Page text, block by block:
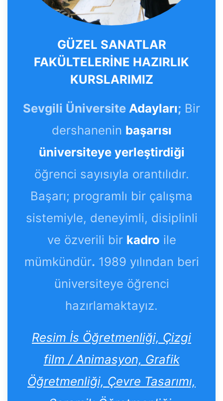
GÜZEL SANATLAR
FAKÜLTELERİNE HAZIRLIK
KURSLARIMIZ
Sevgili Üniversite Adayları; Bir
dershanenin başarısı
üniversiteye yerleştirdiği
öğrenci sayısıyla orantılıdır.
Başarı; programlı bir çalışma
sistemiyle, deneyimli, disiplinli
ve özverili bir kadro ile
mümkündür. 1989 yılından beri
üniversiteye öğrenci
hazırlamaktayız.
Resim İs Öğretmenliği, Çizgi
film / Animasyon, Grafik
Öğretmenliği, Çevre Tasarımı,